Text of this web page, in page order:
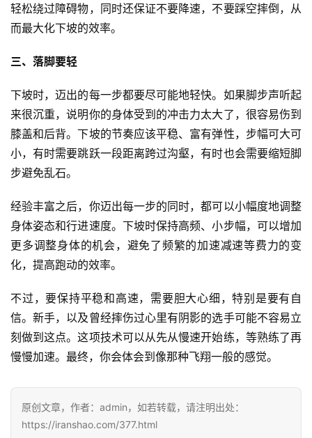
比
赛
观
装
备
练
视
频
户
精
轻松绕过障碍物，同时还保证不要降速，不要踩空摔倒，从
而最大化下坡的效率。
三、落脚要轻
下坡时，迈出的每一步都要尽可能地轻快。如果脚步声听起
来很沉重，说明你的身体受到的冲击力太大了，很容易伤到
膝盖和后背。下坡的节奏应该平稳、富有弹性，步幅可大可
小，有时需要跳跃一段距离跨过沟壑，有时也会需要缩短脚
步避免乱石。
经验丰富之后，你迈出每一步的同时，都可以小幅度地调整
身体姿态和行进速度。下坡时保持高频、小步幅，可以增加
更多调整身体的机会，避免了频繁的加速减速等费力的变
化，提高跑动的效率。
不过，要保持平稳和高速，需要胆大心细，特别是要有自
信。新手，以及曾经摔伤过心里有阴影的选手可能不容易立
刻做到这点。这项技术可以从先从慢速开始练，等熟练了再
慢慢加速。最终，你会体会到像那种飞翔一般的感觉。
原创文章，作者：admin，如若转载，请注明出处：
https://iranshao.com/377.html